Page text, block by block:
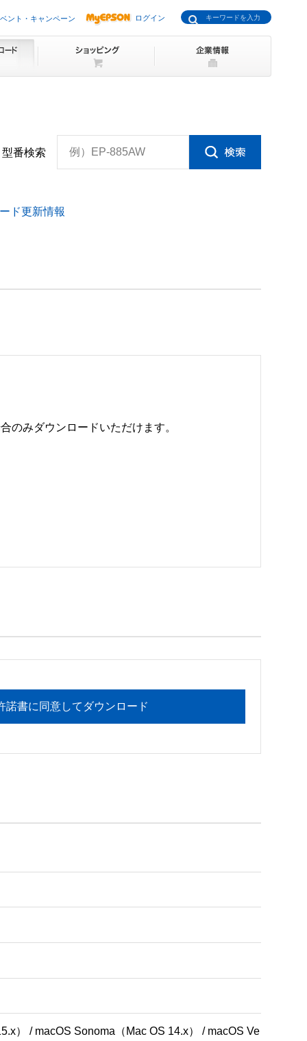
ント・キャンペーン ログイン
型番検索 例）EP-885AW
ド更新情報
のみダウンロードいただけます。
諾書に同意してダウンロード
） / macOS Sonoma（Mac OS 14.x） / macOS Ve